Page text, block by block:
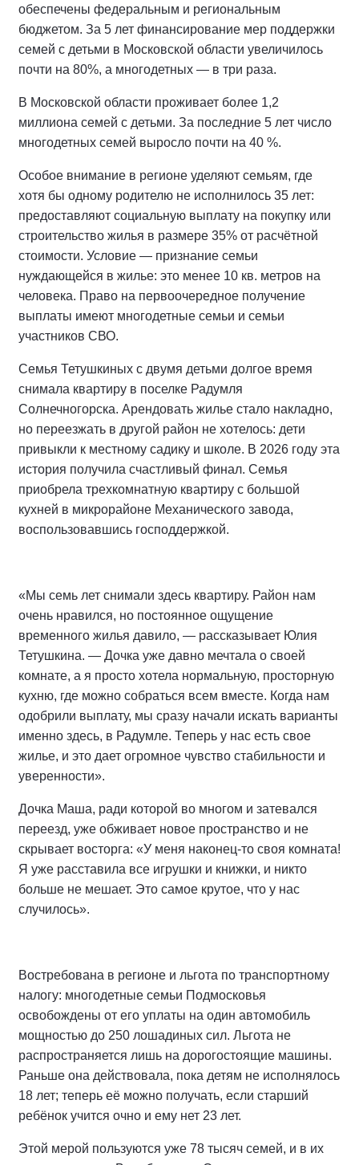
обеспечены федеральным и региональным
бюджетом. За 5 лет финансирование мер поддержки
семей с детьми в Московской области увеличилось
почти на 80%, а многодетных — в три раза.
В Московской области проживает более 1,2
миллиона семей с детьми. За последние 5 лет число
многодетных семей выросло почти на 40 %.
Особое внимание в регионе уделяют семьям, где
хотя бы одному родителю не исполнилось 35 лет:
предоставляют социальную выплату на покупку или
строительство жилья в размере 35% от расчётной
стоимости. Условие — признание семьи
нуждающейся в жилье: это менее 10 кв. метров на
человека. Право на первоочередное получение
выплаты имеют многодетные семьи и семьи
участников СВО.
Семья Тетушкиных с двумя детьми долгое время
снимала квартиру в поселке Радумля
Солнечногорска. Арендовать жилье стало накладно,
но переезжать в другой район не хотелось: дети
привыкли к местному садику и школе. В 2026 году эта
история получила счастливый финал. Семья
приобрела трехкомнатную квартиру с большой
кухней в микрорайоне Механического завода,
воспользовавшись господдержкой.
«Мы семь лет снимали здесь квартиру. Район нам
очень нравился, но постоянное ощущение
временного жилья давило, — рассказывает Юлия
Тетушкина. — Дочка уже давно мечтала о своей
комнате, а я просто хотела нормальную, просторную
кухню, где можно собраться всем вместе. Когда нам
одобрили выплату, мы сразу начали искать варианты
именно здесь, в Радумле. Теперь у нас есть свое
жилье, и это дает огромное чувство стабильности и
уверенности».
Дочка Маша, ради которой во многом и затевался
переезд, уже обживает новое пространство и не
скрывает восторга: «У меня наконец-то своя комната!
Я уже расставила все игрушки и книжки, и никто
больше не мешает. Это самое крутое, что у нас
случилось».
Востребована в регионе и льгота по транспортному
налогу: многодетные семьи Подмосковья
освобождены от его уплаты на один автомобиль
мощностью до 250 лошадиных сил. Льгота не
распространяется лишь на дорогостоящие машины.
Раньше она действовала, пока детям не исполнялось
18 лет; теперь её можно получать, если старший
ребёнок учится очно и ему нет 23 лет.
Этой мерой пользуются уже 78 тысяч семей, и в их